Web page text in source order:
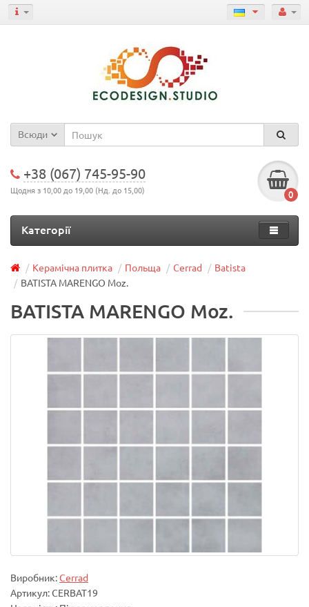
Всюди
+38 (067) 745-95-90
Щодня з 10,00 до 19,00 (Нд. до 15,00) 0
Категорії
Керамічна плитка Польща Cerrad
Batista
BATISTA MARENGO Moz.
BATISTA MARENGO Moz.
Виробник:Cerrad
Артикул: CERBAT19